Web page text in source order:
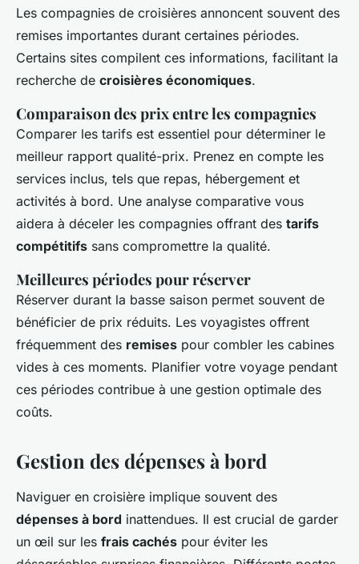
Les compagnies de croisières annoncent souvent des
remises importantes durant certaines périodes.
Certains sites compilent ces informations, facilitant la
recherche de croisières économiques.
Comparaison des prix entre les compagnies
Comparer les tarifs est essentiel pour déterminer le
meilleur rapport qualité-prix. Prenez en compte les
services inclus, tels que repas, hébergement et
activités à bord. Une analyse comparative vous
aidera à déceler les compagnies offrant des tarifs
compétitifs sans compromettre la qualité.
Meilleures périodes pour réserver
Réserver durant la basse saison permet souvent de
bénéficier de prix réduits. Les voyagistes offrent
fréquemment des remises pour combler les cabines
vides à ces moments. Planifier votre voyage pendant
ces périodes contribue à une gestion optimale des
coûts.
Gestion des dépenses à bord
Naviguer en croisière implique souvent des
dépenses à bord inattendues. Il est crucial de garder
un œil sur les frais cachés pour éviter les